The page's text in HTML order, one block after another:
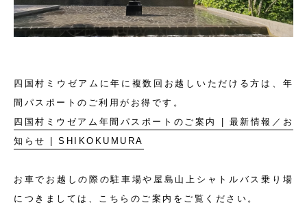
四国村ミウゼアムに年に複数回お越しいただける方は、年
間パスポートのご利用がお得です。
四国村ミウゼアム年間パスポートのご案内 | 最新情報／お
知らせ | SHIKOKUMURA
お車でお越しの際の駐車場や屋島山上シャトルバス乗り場
につきましては、こちらのご案内をご覧ください。